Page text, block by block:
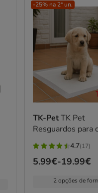
-25% na 2ª un.
TK-PetTK Pet
Resguardos para
4.7
estrelas
4.7(17)
Preço
5.99€
5.99€-19.99€
2 opções de